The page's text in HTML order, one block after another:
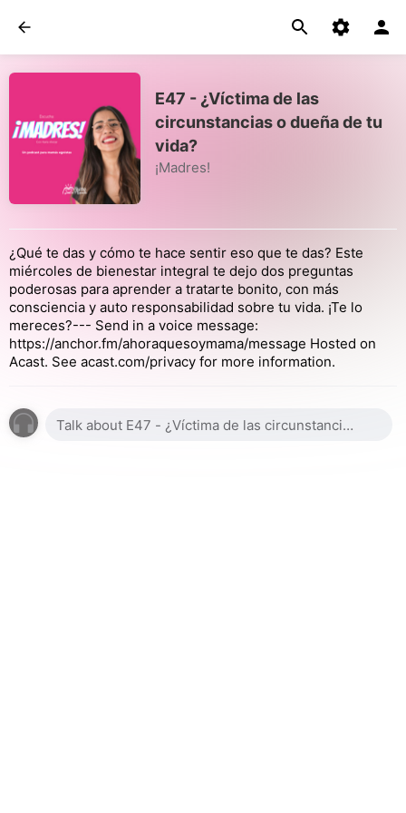
E47 - ¿Víctima de las
circunstancias o dueña de tu
vida?
¡Madres!
¿Qué te das y cómo te hace sentir eso que te das? Este
miércoles de bienestar integral te dejo dos preguntas
poderosas para aprender a tratarte bonito, con más
consciencia y auto responsabilidad sobre tu vida. ¡Te lo
mereces?--- Send in a voice message:
https://anchor.fm/ahoraquesoymama/message Hosted on
Acast. See acast.com/privacy for more information.